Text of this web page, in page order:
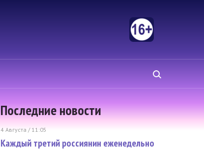
Последние новости
4 Августа / 11:05
Каждый третий россиянин еженедельно